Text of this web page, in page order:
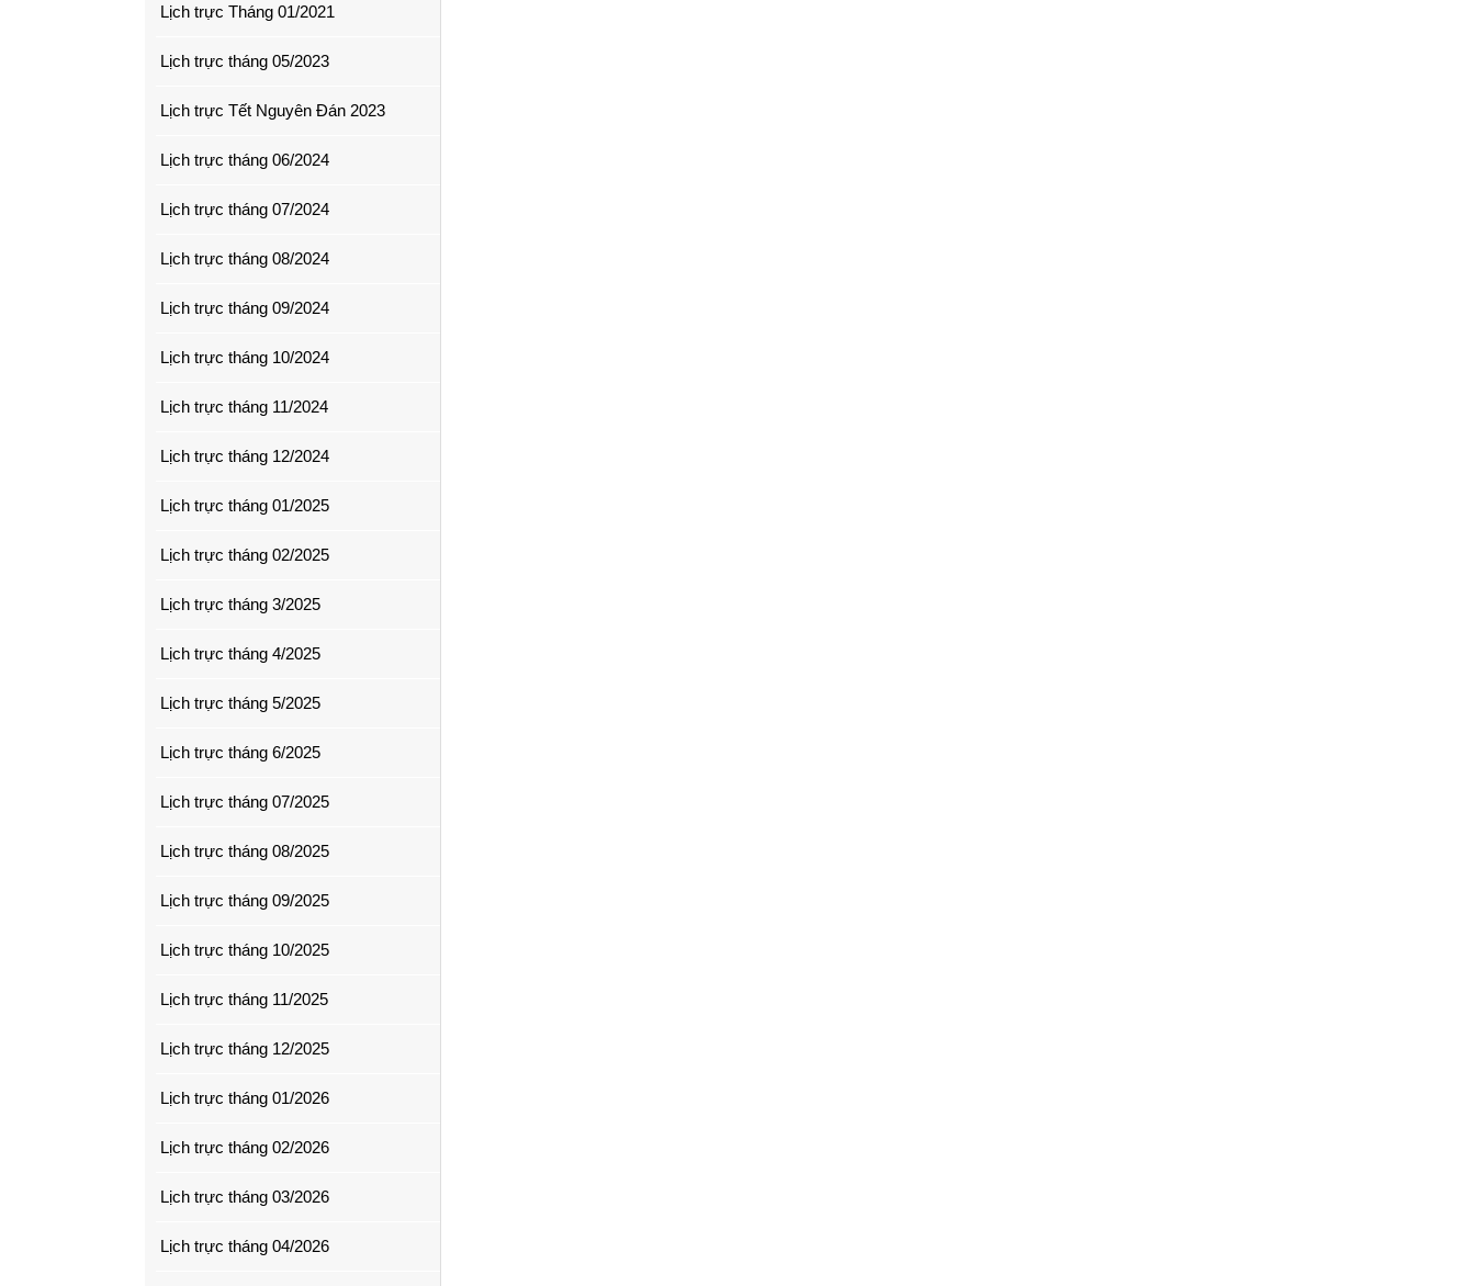
Lịch trực Tháng 01/2021
Lịch trực tháng 05/2023
Lịch trực Tết Nguyên Đán 2023
Lịch trực tháng 06/2024
Lịch trực tháng 07/2024
Lịch trực tháng 08/2024
Lịch trực tháng 09/2024
Lịch trực tháng 10/2024
Lịch trực tháng 11/2024
Lịch trực tháng 12/2024
Lịch trực tháng 01/2025
Lịch trực tháng 02/2025
Lịch trực tháng 3/2025
Lịch trực tháng 4/2025
Lịch trực tháng 5/2025
Lịch trực tháng 6/2025
Lịch trực tháng 07/2025
Lịch trực tháng 08/2025
Lịch trực tháng 09/2025
Lịch trực tháng 10/2025
Lịch trực tháng 11/2025
Lịch trực tháng 12/2025
Lịch trực tháng 01/2026
Lịch trực tháng 02/2026
Lịch trực tháng 03/2026
Lịch trực tháng 04/2026